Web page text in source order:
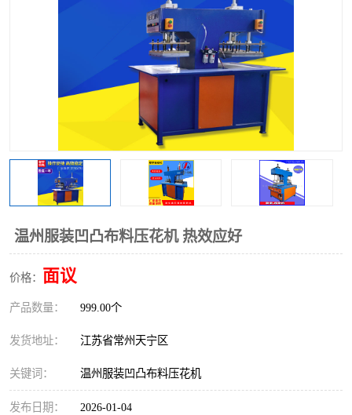
温州服装凹凸布料压花机 热效应好
价格： 面议
产品数量： 999.00个
发货地址： 江苏省常州天宁区
关键词： 温州服装凹凸布料压花机
发布日期： 2026-01-04